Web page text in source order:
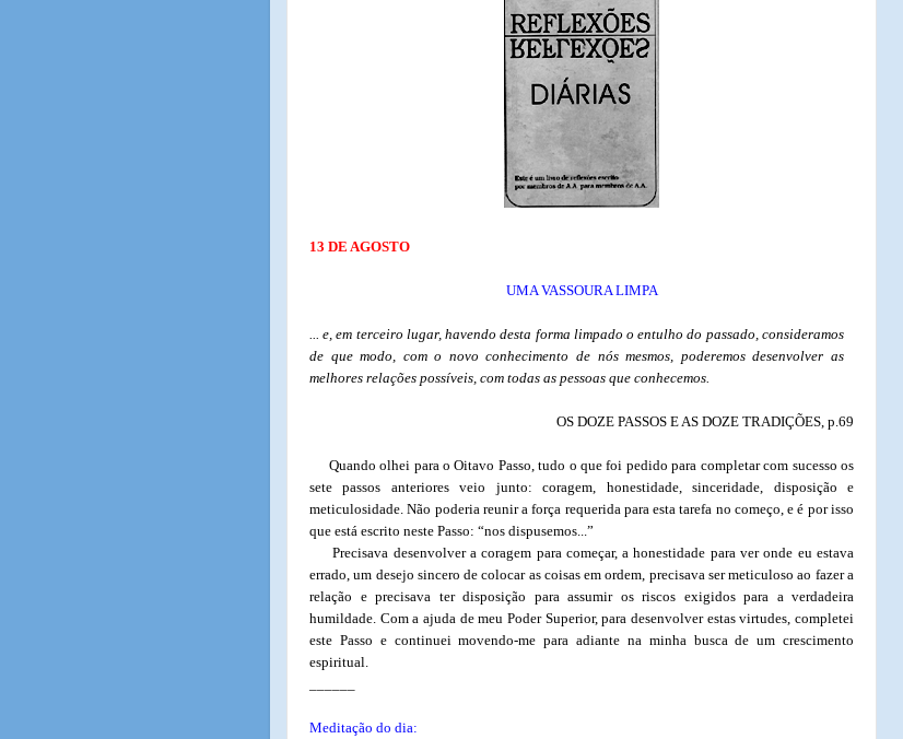
13 DE AGOSTO
UMA VASSOURA LIMPA
... e, em terceiro lugar, havendo desta forma limpado o entulho do passado, consideramos
de que modo, com o novo conhecimento de nós mesmos, poderemos desenvolver as
melhores relações possíveis, com todas as pessoas que conhecemos.
OS DOZE PASSOS E AS DOZE TRADIÇÕES, p.69
Quando olhei para o Oitavo Passo, tudo o que foi pedido para completar com sucesso os
sete passos anteriores veio junto: coragem, honestidade, sinceridade, disposição e
meticulosidade. Não poderia reunir a força requerida para esta tarefa no começo, e é por isso
que está escrito neste Passo: “nos dispusemos...”
Precisava desenvolver a coragem para começar, a honestidade para ver onde eu estava
errado, um desejo sincero de colocar as coisas em ordem, precisava ser meticuloso ao fazer a
relação e precisava ter disposição para assumir os riscos exigidos para a verdadeira
humildade. Com a ajuda de meu Poder Superior, para desenvolver estas virtudes, completei
este Passo e continuei movendo-me para adiante na minha busca de um crescimento
espiritual.
Meditação do dia: